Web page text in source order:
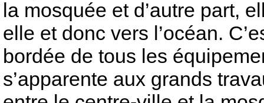
la mosquée et d’autre part,
elle et donc vers l’océan.
bordée de tous les
s’apparente aux grands